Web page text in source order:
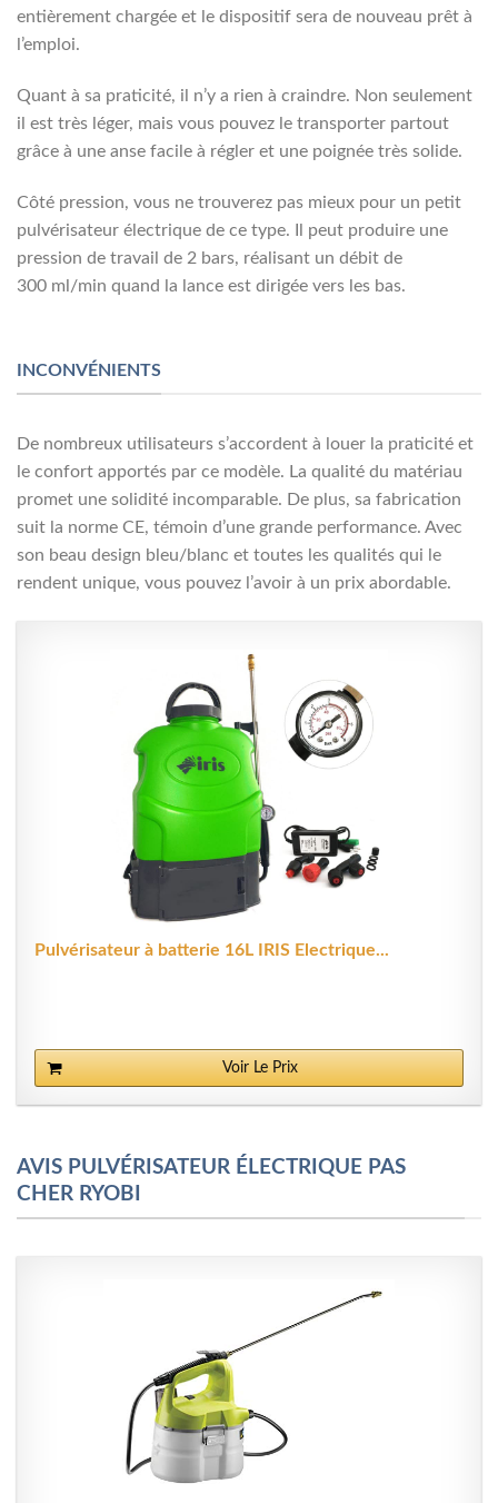
entièrement chargée et le dispositif sera de nouveau prêt à
l’emploi.
Quant à sa praticité, il n’y a rien à craindre. Non seulement
il est très léger, mais vous pouvez le transporter partout
grâce à une anse facile à régler et une poignée très solide.
Côté pression, vous ne trouverez pas mieux pour un petit
pulvérisateur électrique de ce type. Il peut produire une
pression de travail de 2 bars, réalisant un débit de
300 ml/min quand la lance est dirigée vers les bas.
INCONVÉNIENTS
De nombreux utilisateurs s’accordent à louer la praticité et
le confort apportés par ce modèle. La qualité du matériau
promet une solidité incomparable. De plus, sa fabrication
suit la norme CE, témoin d’une grande performance. Avec
son beau design bleu/blanc et toutes les qualités qui le
rendent unique, vous pouvez l’avoir à un prix abordable.
Pulvérisateur à batterie 16L IRIS Electrique...
Voir Le Prix
AVIS PULVÉRISATEUR ÉLECTRIQUE PAS
CHER RYOBI